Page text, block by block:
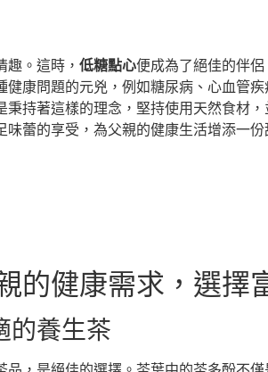
。這時， 低糖點心便成為了絕佳的伴
康問題的元兇，例如糖尿病、心血管
持著這樣的理念，堅持使用天然食材
蕾的享受，為父親的健康生活增添一份
的健康需求，選擇
的養生茶